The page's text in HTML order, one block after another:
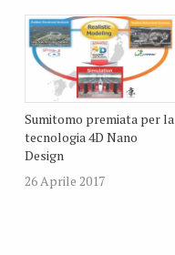
Sumitomo premiata per la
tecnologia 4D Nano
Design
26 Aprile 2017